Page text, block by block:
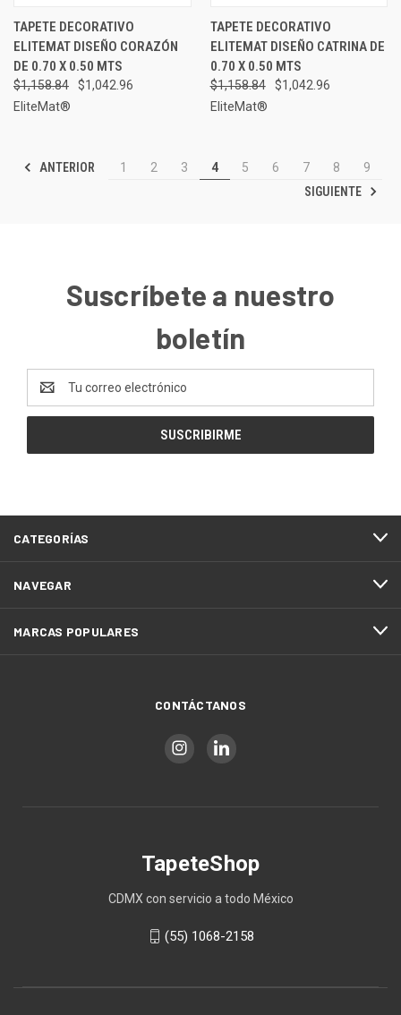
TAPETE DECORATIVO
ELITEMAT DISEÑO CORAZÓN
DE 0.70 X 0.50 MTS
$1,158.84
$1,042.96
EliteMat®
TAPETE DECORATIVO
ELITEMAT DISEÑO CATRINA DE
0.70 X 0.50 MTS
$1,158.84
$1,042.96
EliteMat®
ANTERIOR 1 2 3 4 5 6 7 8
9
SIGUIENTE
Suscríbete a nuestro
boletín
de
correo
CATEGORÍAS
NAVEGAR
MARCAS POPULARES
CONTÁCTANOS
TapeteShop
CDMX con servicio a todo México
(55) 1068-2158